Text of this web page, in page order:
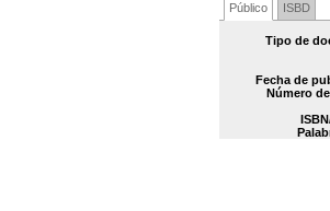
Público
ISBD
Tipo de
Fecha de
Número